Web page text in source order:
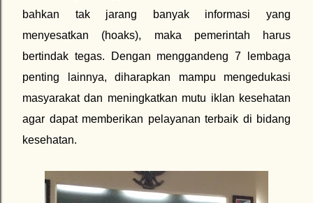
bahkan tak jarang banyak informasi yang
menyesatkan (hoaks), maka pemerintah harus
bertindak tegas. Dengan menggandeng 7 lembaga
penting lainnya, diharapkan mampu mengedukasi
masyarakat dan meningkatkan mutu iklan kesehatan
agar dapat memberikan pelayanan terbaik di bidang
kesehatan.